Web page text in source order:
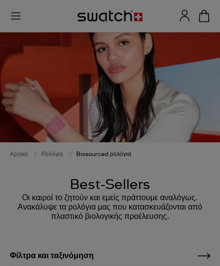
Αρχική Ρολόγια Biosourced ρολόγια
Best-Sellers
Οι καιροί το ζητούν και εμείς πράττουμε αναλόγως.
Ανακάλυψε τα ρολόγια μας που κατασκευάζονται από
πλαστικό βιολογικής προέλευσης.
Φίλτρα και ταξινόμηση